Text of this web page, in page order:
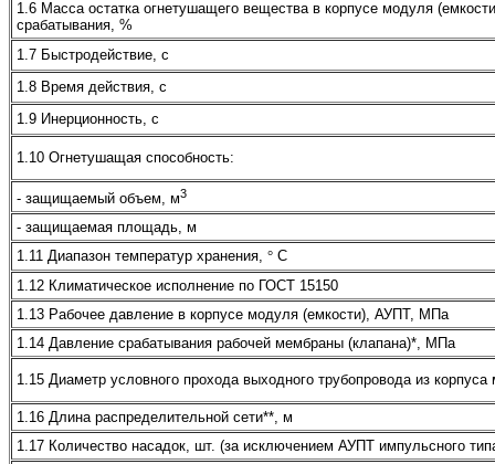
1.6 Масса остатка огнетушащего вещества в корпусе модуля
срабатывания, %
1.7 Быстродействие, с
1.8 Время действия, с
1.9 Инерционность, с
1.10 Огнетушащая способность:
- защищаемый объем, м3
- защищаемая площадь, м
1.11 Диапазон температур хранения, ° С
1.12 Климатическое исполнение по ГОСТ 15150
1.13 Рабочее давление в корпусе модуля (емкости), АУПТ, МПа
1.14 Давление срабатывания рабочей мембраны (клапана)*, МПа
1.15 Диаметр условного прохода выходного трубопровода из
1.16 Длина распределительной сети**, м
1.17 Количество насадок, шт. (за исключением АУПТ импульсного